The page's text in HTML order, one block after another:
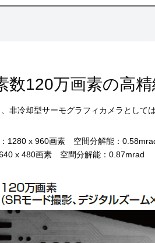
数120万画素の高
非冷却型サーモグラフィカメラとして
1280 x 960画素 空間分解能：
x 480画素 空間分解能：0.87mrad